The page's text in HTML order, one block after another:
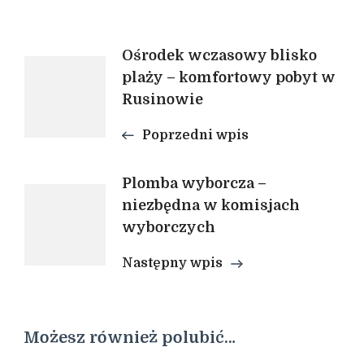
Nawigacja
wpisu
Ośrodek wczasowy blisko
plaży – komfortowy pobyt w
Rusinowie
Poprzedni wpis
Plomba wyborcza –
niezbędna w komisjach
wyborczych
Następny wpis
Możesz również polubić…